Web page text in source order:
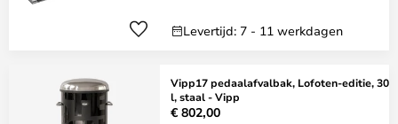
Levertijd: 7 - 11 werkdagen
Vipp17 pedaalafvalbak, Lofoten-editie, 30
l, staal - Vipp
€ 802,00